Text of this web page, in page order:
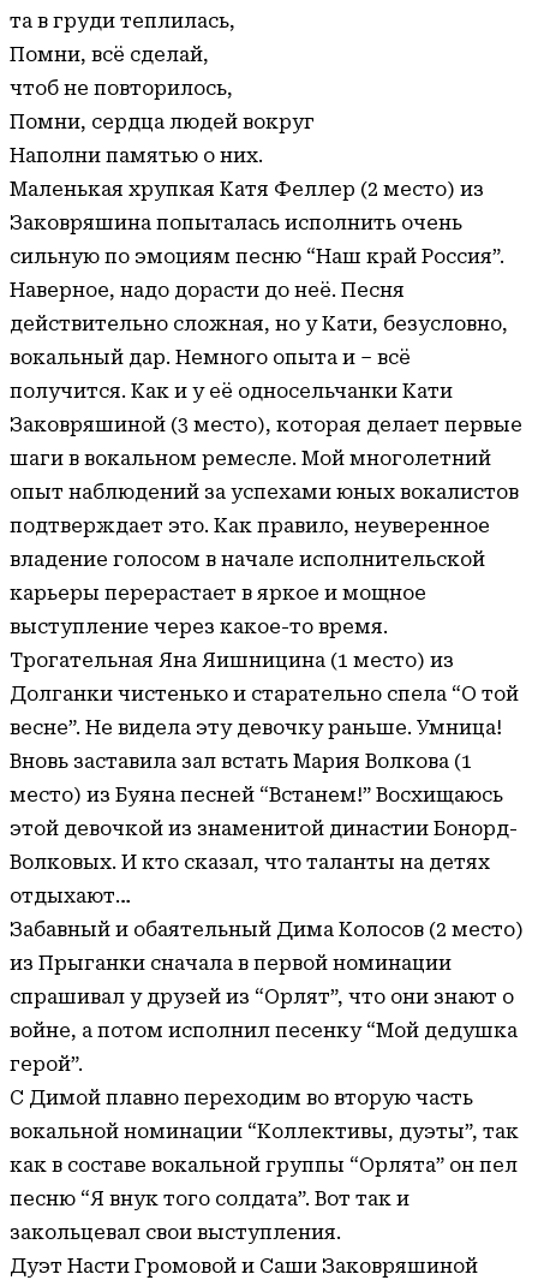
та в груди теплилась,
Помни, всё сделай,
чтоб не повторилось,
Помни, сердца людей вокруг
Наполни памятью о них.
Маленькая хрупкая Катя Феллер (2 место) из
Заковряшина попыталась исполнить очень
сильную по эмоциям песню “Наш край Россия”.
Наверное, надо дорасти до неё. Песня
действительно сложная, но у Кати, безусловно,
вокальный дар. Немного опыта и – всё
получится. Как и у её односельчанки Кати
Заковряшиной (3 место), которая делает первые
шаги в вокальном ремесле. Мой многолетний
опыт наблюдений за успехами юных вокалистов
подтверждает это. Как правило, неуверенное
владение голосом в начале исполнительской
карьеры перерастает в яркое и мощное
выступление через какое-то время.
Трогательная Яна Яишницина (1 место) из
Долганки чистенько и старательно спела “О той
весне”. Не видела эту девочку раньше. Умница!
Вновь заставила зал встать Мария Волкова (1
место) из Буяна песней “Встанем!” Восхищаюсь
этой девочкой из знаменитой династии Бонорд-
Волковых. И кто сказал, что таланты на детях
отдыхают…
Забавный и обаятельный Дима Колосов (2 место)
из Прыганки сначала в первой номинации
спрашивал у друзей из “Орлят”, что они знают о
войне, а потом исполнил песенку “Мой дедушка
герой”.
С Димой плавно переходим во вторую часть
вокальной номинации “Коллективы, дуэты”, так
как в составе вокальной группы “Орлята” он пел
песню “Я внук того солдата”. Вот так и
закольцевал свои выступления.
Дуэт Насти Громовой и Саши Заковряшиной